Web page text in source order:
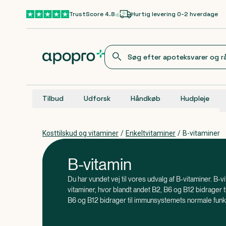
Gå til hovedindholdTrustScore 4.8 Hurtig levering 0-2 hverdage
Tilbud Udforsk Håndkøb Hudpleje
Kosttilskud og vitaminer / Enkeltvitaminer / B-vitaminer
B-vitamin
Du har vundet vej til vores udvalg af B-vitaminer.
vitaminer, hvor blandt andet B2, B6 og B12
B6 og B12 bidrager til immunsystemets normale